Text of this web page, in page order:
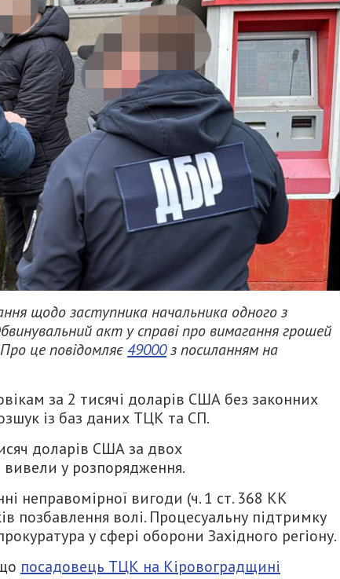
щодо заступника начальника одного з
акт у справі про вимагання грошей
це повідомляє49000з посиланням на
за 2 тисячі доларів США без законних
із баз даних ТЦК та СП.
доларів США за двох
вивели у розпорядження.
неправомірної вигоди (ч. 1 ст. 368 КК
позбавлення волі. Процесуальну підтримку
у сфері оборони Західного регіону.
посадовець ТЦК на Кіровоградщині